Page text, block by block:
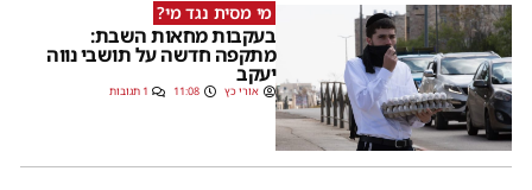
מי מסית נגד מי?
בעקבות מחאות השבת:
מתקפה חדשה על תושבי נווה
יעקב
אורי כץ 11:08 1 תגובות